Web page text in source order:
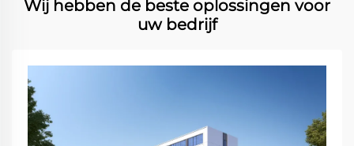
Wij hebben de beste oplossingen voor
uw bedrijf